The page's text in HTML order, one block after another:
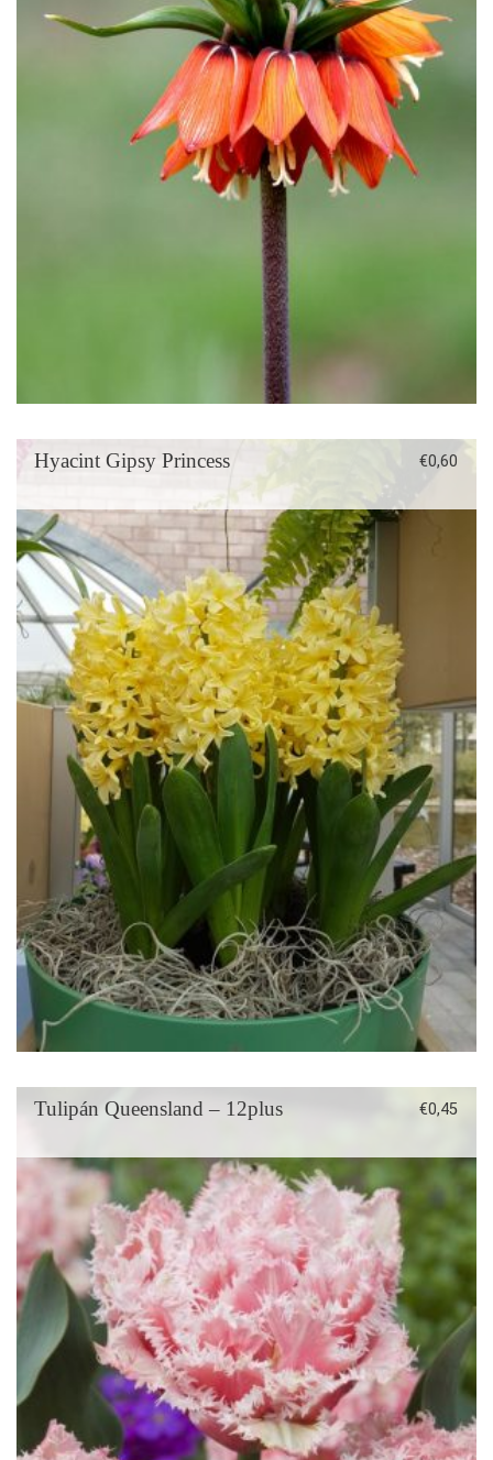
Hyacint Gipsy Princess €0,60
Tulipán Queensland – 12plus €0,45